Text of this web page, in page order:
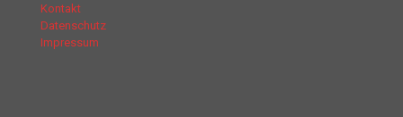
Kontakt
Datenschutz
Impressum